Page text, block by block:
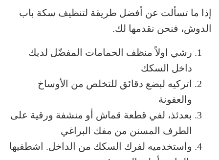
إذا ما تسألت عن أفضل طريقة لتنظيف سكة باب
الدوش، فنحن نقدمها لك.
رشي اولاً منظف الحمامات المفضّل لديك
داخل السكك
اتركيه لبضع دقائق للتخلص من الأوساخ
والعفونة
بعدئذ، لفي قطعة قماش أو منشفة ورقية على
الطرف المسنن من مفك البراغي
واستخدميه لفرك السكك من الداخل. اشطفيها